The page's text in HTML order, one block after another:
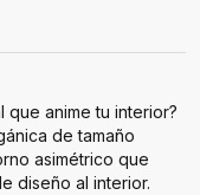
que anime tu interior?
de tamaño
asimétrico que
diseño al interior.